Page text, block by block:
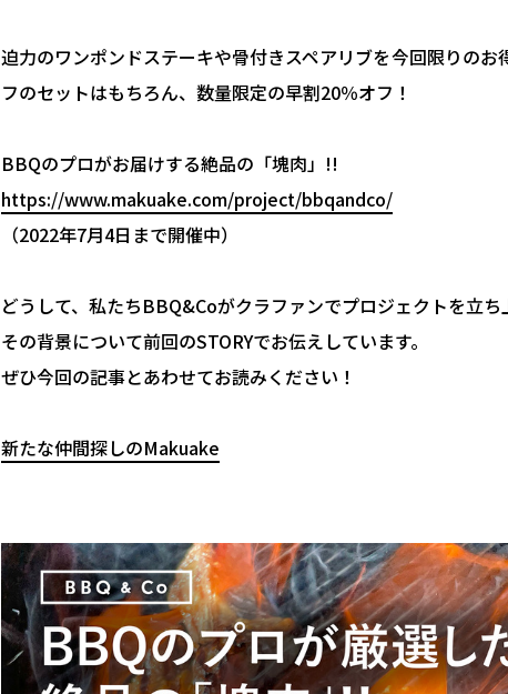
迫力のワンポンドステーキや骨付きスペアリブを今回限りのお
フのセットはもちろん、数量限定の早割20％オフ！
BBQのプロがお届けする絶品の「塊肉」!!
https://www.makuake.com/project/bbqandco/
（2022年7月4日まで開催中）
どうして、私たちBBQ&Coがクラファンでプロジェクトを立ち
その背景について前回のSTORYでお伝えしています。
ぜひ今回の記事とあわせてお読みください！
新たな仲間探しのMakuake